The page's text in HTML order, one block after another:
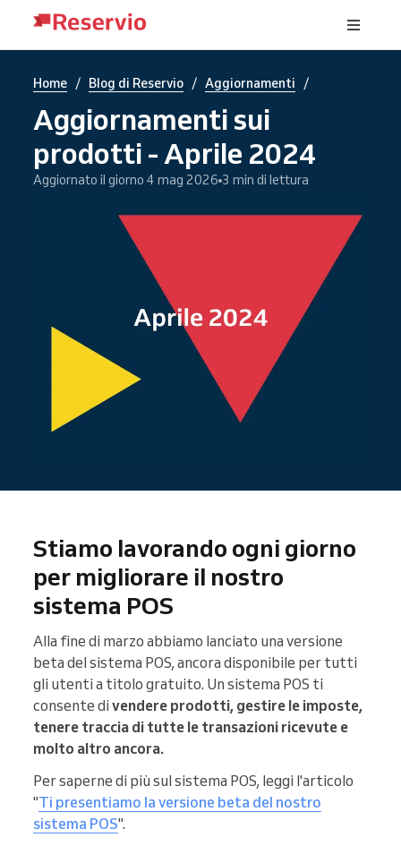
Home / Blog di Reservio / Aggiornamenti /
Aggiornamenti sui
prodotti - Aprile 2024
Aggiornato il giorno 4 mag 2026 3 min di lettura
Stiamo lavorando ogni giorno
per migliorare il nostro
sistema POS
Alla fine di marzo abbiamo lanciato una versione
beta del sistema POS, ancora disponibile per tutti
gli utenti a titolo gratuito. Un sistema POS ti
consente di vendere prodotti, gestire le imposte,
tenere traccia di tutte le transazioni ricevute e
molto altro ancora.
Per saperne di più sul sistema POS, leggi l'articolo
"Ti presentiamo la versione beta del nostro
sistema POS".